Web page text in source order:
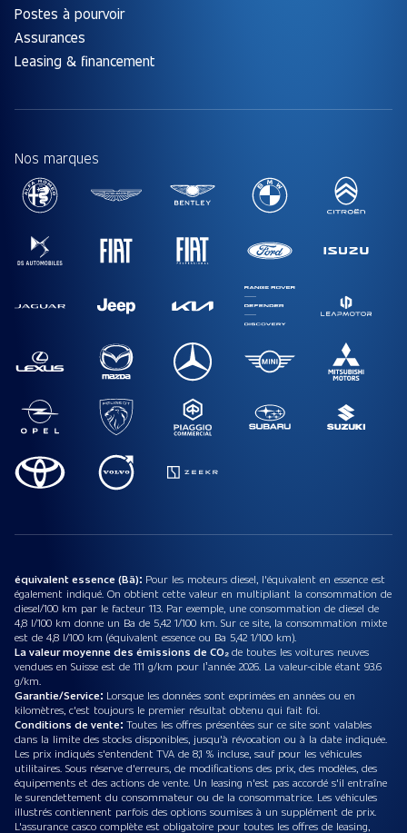
Postes à pourvoir
Assurances
Leasing & financement
Nos marques
équivalent essence (Bä): Pour les moteurs diesel, l'équivalent en essence est
également indiqué. On obtient cette valeur en multipliant la consommation de
diesel/100 km par le facteur 113. Par exemple, une consommation de diesel de
4,8 l/100 km donne un Ba de 5,42 1/100 km. Sur ce site, la consommation mixte
est de 4,8 l/100 km (équivalent essence ou Ba 5,42 1/100 km).
La valeur moyenne des émissions de CO₂de toutes les voitures neuves
vendues en Suisse est de 111 g/km pour l’année 2026. La valeur-cible étant 93.6
g/km.
Garantie/Service: Lorsque les données sont exprimées en années ou en
kilomètres, c'est toujours le premier résultat obtenu qui fait foi.
Conditions de vente: Toutes les offres présentées sur ce site sont valables
dans la limite des stocks disponibles, jusqu'à révocation ou à la date indiquée.
Les prix indiqués s'entendent TVA de 8,1 % incluse, sauf pour les véhicules
utilitaires. Sous réserve d'erreurs, de modifications des prix, des modèles, des
équipements et des actions de vente. Un leasing n'est pas accordé s'il entraîne
le surendettement du consommateur ou de la consommatrice. Les véhicules
illustrés contiennent parfois des options soumises à un supplément de prix.
L'assurance casco complète est obligatoire pour toutes les offres de leasing,